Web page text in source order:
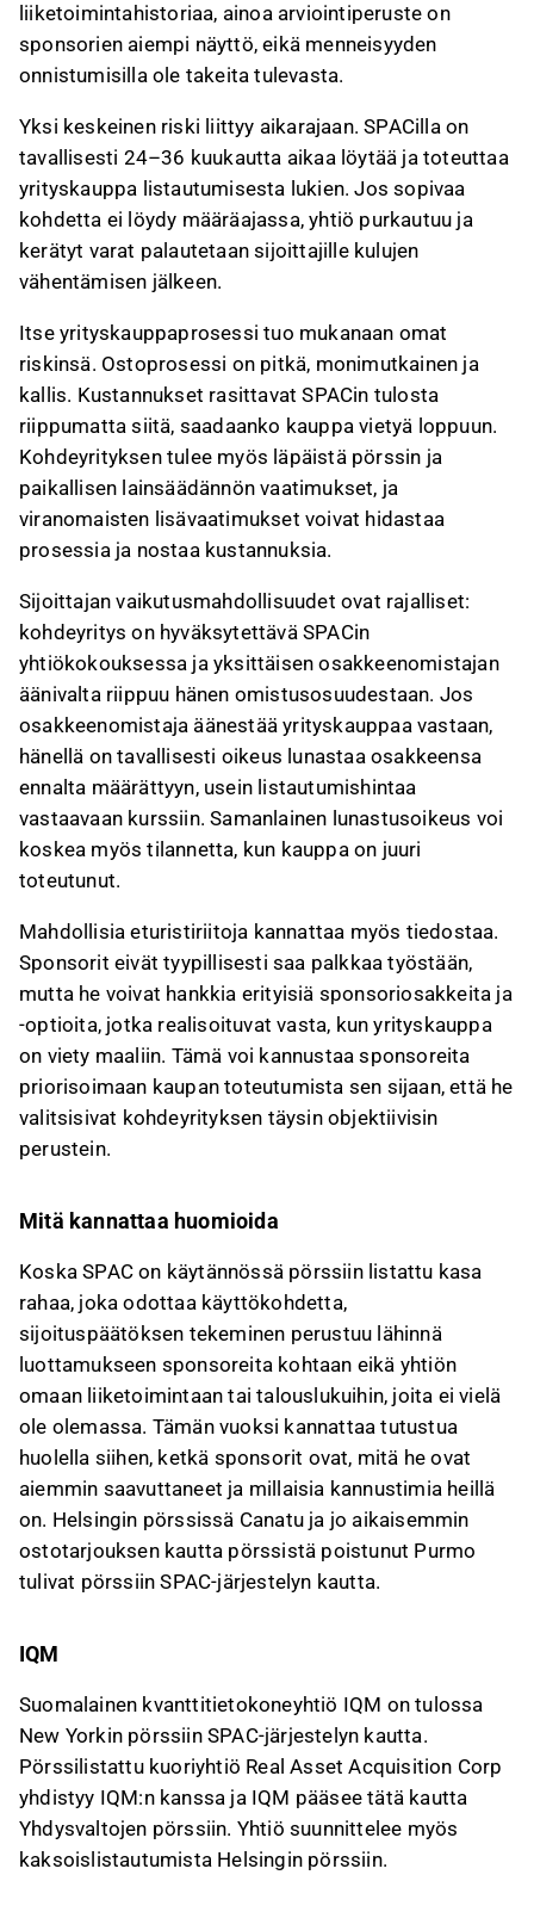
liiketoimintahistoriaa, ainoa arviointiperuste on
sponsorien aiempi näyttö, eikä menneisyyden
onnistumisilla ole takeita tulevasta.
Yksi keskeinen riski liittyy aikarajaan. SPACilla on
tavallisesti 24–36 kuukautta aikaa löytää ja toteuttaa
yrityskauppa listautumisesta lukien. Jos sopivaa
kohdetta ei löydy määräajassa, yhtiö purkautuu ja
kerätyt varat palautetaan sijoittajille kulujen
vähentämisen jälkeen.
Itse yrityskauppaprosessi tuo mukanaan omat
riskinsä. Ostoprosessi on pitkä, monimutkainen ja
kallis. Kustannukset rasittavat SPACin tulosta
riippumatta siitä, saadaanko kauppa vietyä loppuun.
Kohdeyrityksen tulee myös läpäistä pörssin ja
paikallisen lainsäädännön vaatimukset, ja
viranomaisten lisävaatimukset voivat hidastaa
prosessia ja nostaa kustannuksia.
Sijoittajan vaikutusmahdollisuudet ovat rajalliset:
kohdeyritys on hyväksytettävä SPACin
yhtiökokouksessa ja yksittäisen osakkeenomistajan
äänivalta riippuu hänen omistusosuudestaan. Jos
osakkeenomistaja äänestää yrityskauppaa vastaan,
hänellä on tavallisesti oikeus lunastaa osakkeensa
ennalta määrättyyn, usein listautumishintaa
vastaavaan kurssiin. Samanlainen lunastusoikeus voi
koskea myös tilannetta, kun kauppa on juuri
toteutunut.
Mahdollisia eturistiriitoja kannattaa myös tiedostaa.
Sponsorit eivät tyypillisesti saa palkkaa työstään,
mutta he voivat hankkia erityisiä sponsoriosakkeita ja
-optioita, jotka realisoituvat vasta, kun yrityskauppa
on viety maaliin. Tämä voi kannustaa sponsoreita
priorisoimaan kaupan toteutumista sen sijaan, että he
valitsisivat kohdeyrityksen täysin objektiivisin
perustein.
Mitä kannattaa huomioida
Koska SPAC on käytännössä pörssiin listattu kasa
rahaa, joka odottaa käyttökohdetta,
sijoituspäätöksen tekeminen perustuu lähinnä
luottamukseen sponsoreita kohtaan eikä yhtiön
omaan liiketoimintaan tai talouslukuihin, joita ei vielä
ole olemassa. Tämän vuoksi kannattaa tutustua
huolella siihen, ketkä sponsorit ovat, mitä he ovat
aiemmin saavuttaneet ja millaisia kannustimia heillä
on. Helsingin pörssissä Canatu ja jo aikaisemmin
ostotarjouksen kautta pörssistä poistunut Purmo
tulivat pörssiin SPAC‑järjestelyn kautta.
IQM
Suomalainen kvanttitietokoneyhtiö IQM on tulossa
New Yorkin pörssiin SPAC‑järjestelyn kautta.
Pörssilistattu kuoriyhtiö Real Asset Acquisition Corp
yhdistyy IQM:n kanssa ja IQM pääsee tätä kautta
Yhdysvaltojen pörssiin. Yhtiö suunnittelee myös
kaksoislistautumista Helsingin pörssiin.